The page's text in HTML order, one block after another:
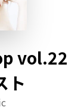
vol.22
ト